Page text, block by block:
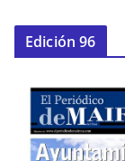
Edición 96